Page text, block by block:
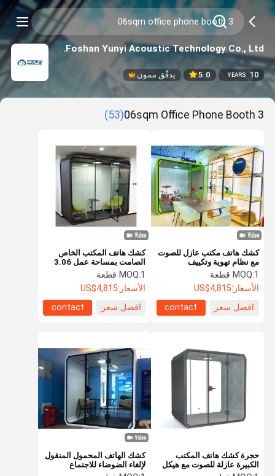
Foshan Yunyi Acoustic Technology Co., Ltd.
10
YEARS
5.0 يدقّق ممون
3 06sqm Office Phone Booth
(53)
كشك هاتف المكتب الخاص
الصامت بمساحة عمل 3.06
متر مربع
MOQ:1 قطعة
الأسعار:US$4,815
افضل سعر
contact
كشك هاتف مكتب عازل للصوت
مع نظام تهوية وتكييف
MOQ:1 قطعة
الأسعار:US$4,815
افضل سعر
contact
كشك الهاتف المحمول المنقول
لإلغاء الضوضاء للاجتماع
حجرة كشك هاتف المكتب
الكبيرة عازلة للصوت مع هيكل
من الألومنيوم